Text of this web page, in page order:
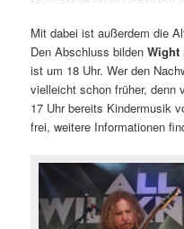
Mit dabei ist außerdem die
Den Abschluss bildenWight
ist um 18 Uhr. Wer den
vielleicht schon früher, denn
17 Uhr bereits Kindermusik
frei, weitere Informationen